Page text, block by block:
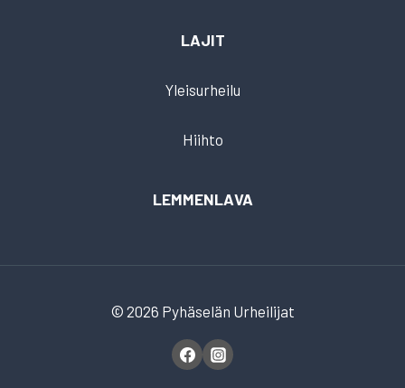
LAJIT
Yleisurheilu
Hiihto
LEMMENLAVA
© 2026 Pyhäselän Urheilijat